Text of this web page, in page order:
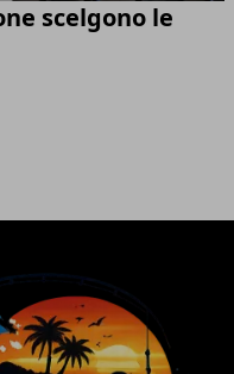
scelgono le